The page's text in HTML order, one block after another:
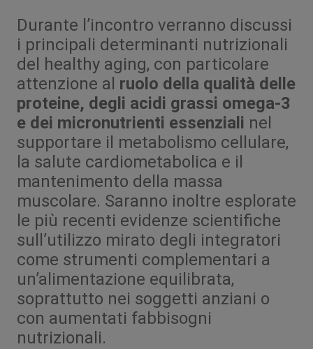
Durante l’incontro verranno discussi
i principali determinanti nutrizionali
del healthy aging, con particolare
attenzione al ruolo della qualità delle
proteine, degli acidi grassi omega-3
e dei micronutrienti essenziali nel
supportare il metabolismo cellulare,
la salute cardiometabolica e il
mantenimento della massa
muscolare. Saranno inoltre esplorate
le più recenti evidenze scientifiche
sull’utilizzo mirato degli integratori
come strumenti complementari a
un’alimentazione equilibrata,
soprattutto nei soggetti anziani o
con aumentati fabbisogni
nutrizionali.